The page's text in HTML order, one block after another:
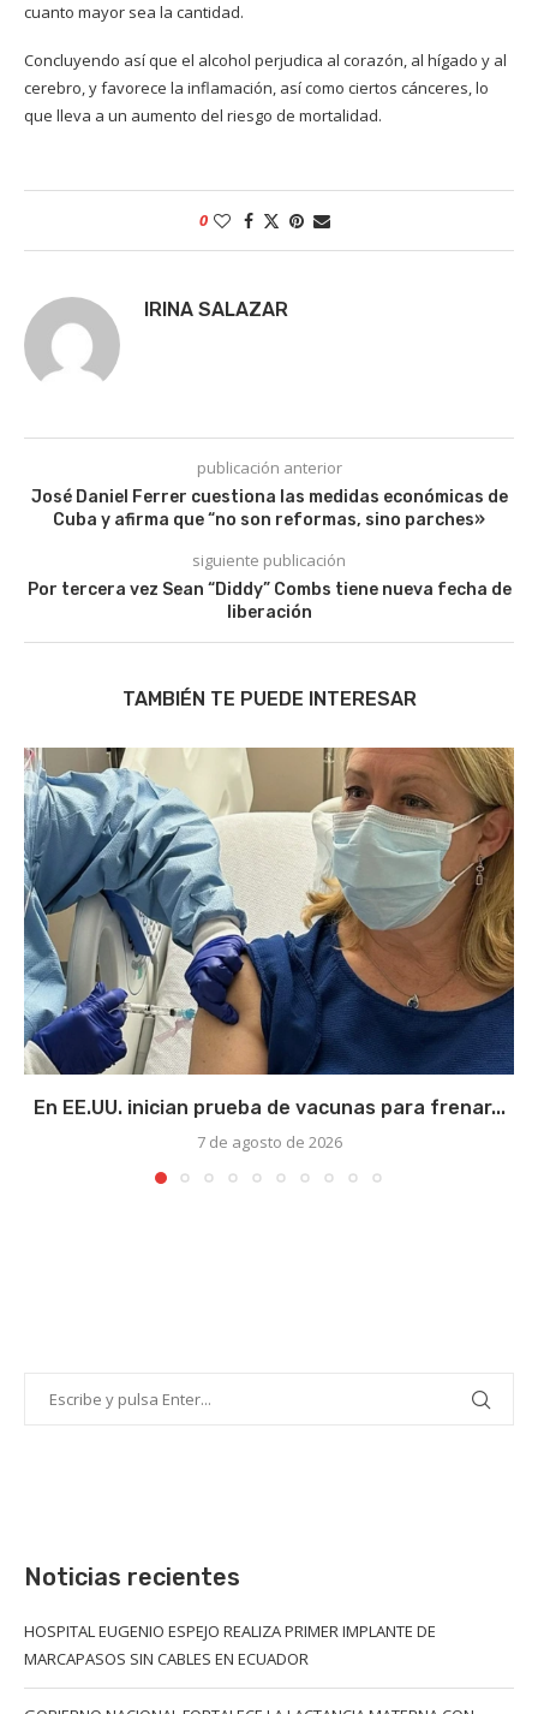
cuanto mayor sea la cantidad.
Concluyendo así que el alcohol perjudica al corazón, al hígado y al
cerebro, y favorece la inflamación, así como ciertos cánceres, lo
que lleva a un aumento del riesgo de mortalidad.
0
IRINA SALAZAR
publicación anterior
José Daniel Ferrer cuestiona las medidas económicas de
Cuba y afirma que “no son reformas, sino parches»
siguiente publicación
Por tercera vez Sean “Diddy” Combs tiene nueva fecha de
liberación
TAMBIÉN TE PUEDE INTERESAR
En EE.UU. inician prueba de vacunas para frenar...
7 de agosto de 2026
Noticias recientes
HOSPITAL EUGENIO ESPEJO REALIZA PRIMER IMPLANTE DE
MARCAPASOS SIN CABLES EN ECUADOR